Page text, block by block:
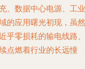
、数据中心电源、工业
的应用曙光初现，虽然
乎零损耗的输电线路、
点燃着行业的长远憧